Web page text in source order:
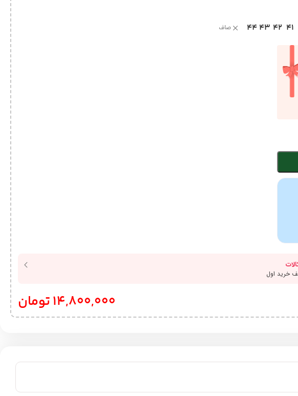
41
42
43
44 صاف
14,800,000تومان